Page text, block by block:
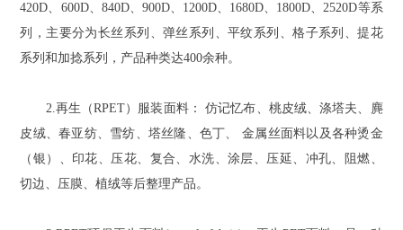
420D、600D、840D、900D、1200D、1680D、1800D、2520D等系
列，主要分为长丝系列、弹丝系列、平纹系列、格子系列、提花
系列和加捻系列，产品种类达400余种。
2.再生（RPET）服装面料： 仿记忆布、桃皮绒、涤塔夫、麂
皮绒、春亚纺、雪纺、塔丝隆、色丁、 金属丝面料以及各种烫金
（银）、印花、压花、复合、水洗、涂层、压延、冲孔、阻燃、
切边、压膜、植绒等后整理产品。